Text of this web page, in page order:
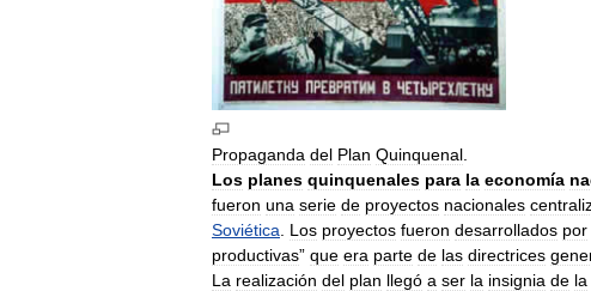
Propaganda del Plan Quinquenal
Los planes quinquenales para la economía
fueron una serie de proyectos nacionales
Soviética
Los proyectos fueron desarrollados por
productivas” que era parte de las directrices
La realización del plan llegó a ser la insignia de la